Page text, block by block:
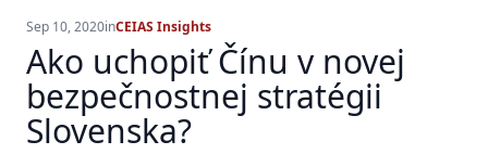
Sep 10, 2020inCEIAS Insights
Ako uchopiť Čínu v novej
bezpečnostnej stratégii
Slovenska?